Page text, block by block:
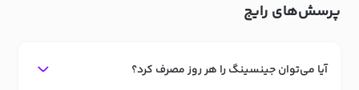
پرسش‌های رایج
آیا می‌توان جینسینگ را هر روز مصرف کرد؟